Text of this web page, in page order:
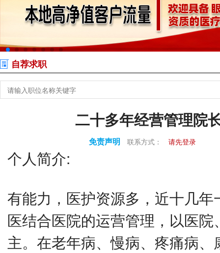
自荐求职
二十多年经营管理院
免责声明 联系方式： 请先登录
个人简介:
有能力，医护资源多，近十几
医结合医院的运营管理，以医
主。在老年病、慢病、疼痛病